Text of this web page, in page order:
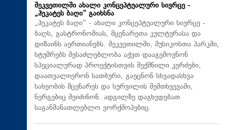
შეკვეთილში ახალი კონცეპტუალური სივრცე -
„ჰეკატეს ბაღი“ გაიხსნა
„ჰეკატეს ბაღი“ - ახალი კონცეპტუალური სივრცე -
ბაღს, გასტრონომიას, მცენარეთა კულტურასა და
დიზაინს აერთიანებს. შეკვეთილში, მუსიკოსთა პარკში,
სტუმრებს შესაძლებლობა აქვთ დააგემოვნონ
სპეციალურად პროექტისთვის შექმნილი კერძები,
დაათვალიერონ სათბური, გაეცნონ სხვადასხვა
სახეობის მცენარეს და სურვილის შემთხვევაში,
ნერგებიც შეიძინონ. ადგილზე დაგხვდებათ
საგანმანათლებლო ვორქშოპებიც.